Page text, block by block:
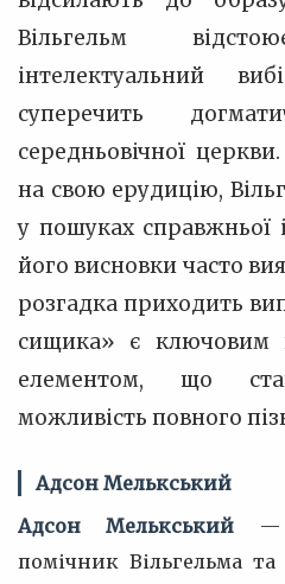
Вільгельм
інтелектуальний
суперечить
середньовічної
на свою ерудицію,
у пошуках справжньої
його висновки часто
розгадка приходить
сищика» є ключовим
елементом, що
можливість повного
Адсон Мелькський
Адсон Мелькський —
помічник Вільгельма